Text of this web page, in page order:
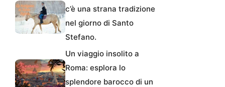
c’è una strana tradizione
nel giorno di Santo
Stefano.
Un viaggio insolito a
Roma: esplora lo
splendore barocco di un